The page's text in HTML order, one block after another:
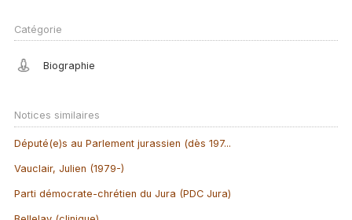
Catégorie
Biographie
Notices similaires
Député(e)s au Parlement jurassien (dès 197...
Vauclair, Julien (1979-)
Parti démocrate-chrétien du Jura (PDC Jura)